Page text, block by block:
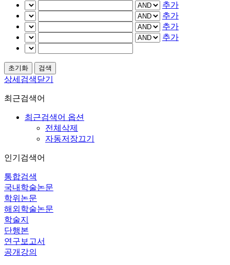
추가
추가
추가
추가
상세검색닫기
최근검색어
최근검색어 옵션
전체삭제
자동저장끄기
인기검색어
통합검색
국내학술논문
학위논문
해외학술논문
학술지
단행본
연구보고서
공개강의